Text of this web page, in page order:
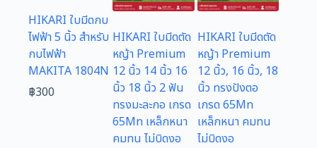
HIKARI ใบมีดกบ
ไฟฟ้า 5 นิ้ว สำหรับ
กบไฟฟ้า
MAKITA 1804N
฿300
HIKARI ใบมีดตัด
หญ้า Premium
12 นิ้ว 14 นิ้ว 16
นิ้ว 18 นิ้ว 2 ฟัน
ทรงมะละกอ เกรด
65Mn เหล็กหนา
คมทน ไม่บิดงอ
HIKARI ใบมีดตัด
หญ้า Premium
12 นิ้ว, 16 นิ้ว, 18
นิ้ว ทรงปังตอ
เกรด 65Mn
เหล็กหนา คมทน
ไม่บิดงอ